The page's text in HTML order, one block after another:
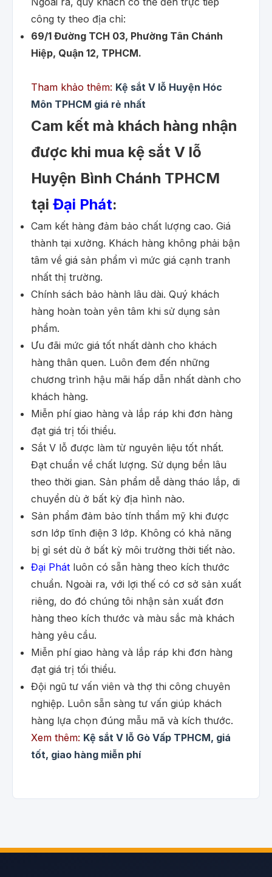
công ty theo địa chỉ:
69/1 Đường TCH 03, Phường Tân Chánh
Hiệp, Quận 12, TPHCM.
Tham khảo thêm: Kệ sắt V lỗ Huyện Hóc
Môn TPHCM giá rẻ nhất
Cam kết mà khách hàng nhận
được khi mua kệ sắt V lỗ
Huyện Bình Chánh TPHCM
tại Đại Phát:
Cam kết hàng đảm bảo chất lượng cao. Giá
thành tại xưởng. Khách hàng không phải bận
tâm về giá sản phẩm vì mức giá cạnh tranh
nhất thị trường.
Chính sách bảo hành lâu dài. Quý khách
hàng hoàn toàn yên tâm khi sử dụng sản
phẩm.
Ưu đãi mức giá tốt nhất dành cho khách
hàng thân quen. Luôn đem đến những
chương trình hậu mãi hấp dẫn nhất dành cho
khách hàng.
Miễn phí giao hàng và lắp ráp khi đơn hàng
đạt giá trị tối thiểu.
Sắt V lỗ được làm từ nguyên liệu tốt nhất.
Đạt chuẩn về chất lượng. Sử dụng bền lâu
theo thời gian. Sản phẩm dễ dàng tháo lắp, di
chuyển dù ở bất kỳ địa hình nào.
Sản phẩm đảm bảo tính thẩm mỹ khi được
sơn lớp tĩnh điện 3 lớp. Không có khả năng
bị gỉ sét dù ở bất kỳ môi trường thời tiết nào.
Đại Phát luôn có sẵn hàng theo kích thước
chuẩn. Ngoài ra, với lợi thế có cơ sở sản xuất
riêng, do đó chúng tôi nhận sản xuất đơn
hàng theo kích thước và màu sắc mà khách
hàng yêu cầu.
Miễn phí giao hàng và lắp ráp khi đơn hàng
đạt giá trị tối thiểu.
Đội ngũ tư vấn viên và thợ thi công chuyên
nghiệp. Luôn sẵn sàng tư vấn giúp khách
hàng lựa chọn đúng mẫu mã và kích thước.
Xem thêm: Kệ sắt V lỗ Gò Vấp TPHCM, giá
tốt, giao hàng miễn phí